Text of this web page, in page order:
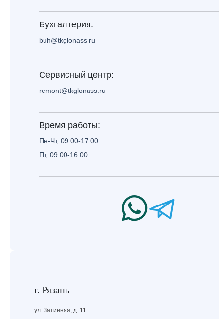
Бухгалтерия:
buh@tkglonass.ru
Сервисный центр:
remont@tkglonass.ru
Время работы:
Пн-Чт, 09:00-17:00
Пт, 09:00-16:00
г. Рязань
ул. Затинная, д. 11